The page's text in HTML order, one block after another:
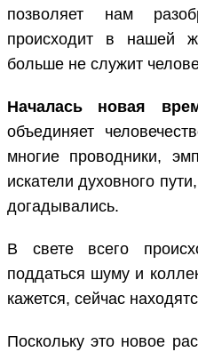
позволяет нам
происходит в нашей
больше не служит
Началась новая
объединяет
многие проводники,
искатели духовного
догадывались.
В свете всего
поддаться шуму и
кажется, сейчас
Поскольку это новое